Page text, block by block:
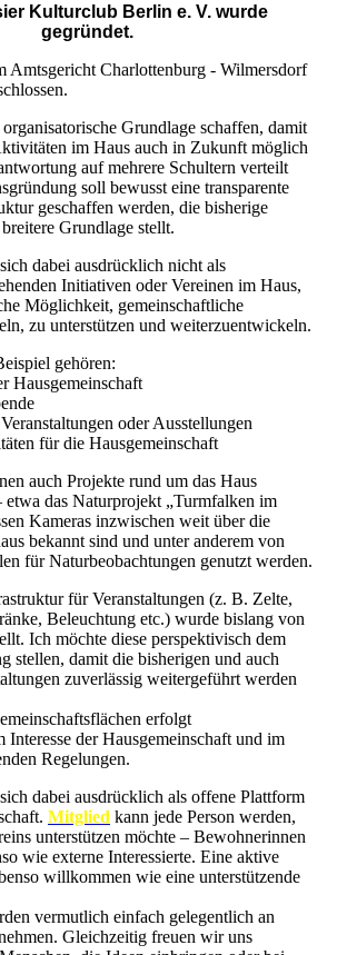
Kulturclub Berlin e. V. wurde
gegründet.
Amtsgericht Charlottenburg - Wilmersdorf
Grundlage schaffen, damit
im Haus auch in Zukunft möglich
auf mehrere Schultern verteilt
soll bewusst eine transparente
geschaffen werden, die bisherige
Grundlage stellt.
dabei ausdrücklich nicht als
Initiativen oder Vereinen im Haus,
Möglichkeit, gemeinschaftliche
zu unterstützen und weiterzuentwickeln.
gehören:
Hausgemeinschaft
oder Ausstellungen
für die Hausgemeinschaft
auch Projekte rund um das Haus
etwa das Naturprojekt „Turmfalken im
Kameras inzwischen weit über die
bekannt sind und unter anderem von
für Naturbeobachtungen genutzt werden.
für Veranstaltungen (z. B. Zelte,
Beleuchtung etc.) wurde bislang von
Ich möchte diese perspektivisch dem
stellen, damit die bisherigen und auch
zuverlässig weitergeführt werden
erfolgt
Interesse der Hausgemeinschaft und im
Regelungen.
dabei ausdrücklich als offene Plattform
Mitglied kann jede Person werden,
unterstützen möchte – Bewohnerinnen
wie externe Interessierte. Eine aktive
willkommen wie eine unterstützende
vermutlich einfach gelegentlich an
Gleichzeitig freuen wir uns